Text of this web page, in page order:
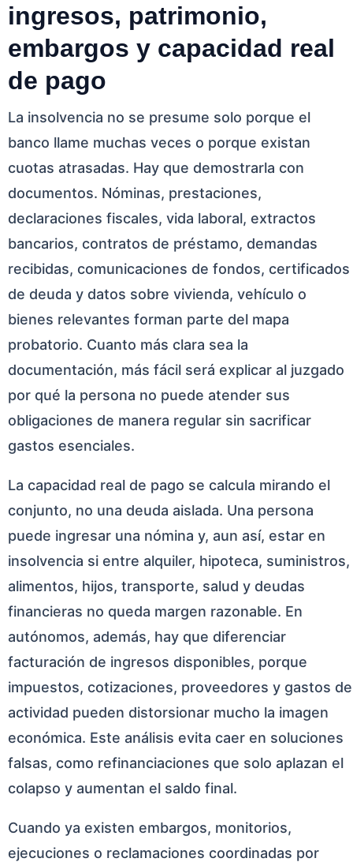
ingresos, patrimonio,
embargos y capacidad real
de pago
La insolvencia no se presume solo porque el
banco llame muchas veces o porque existan
cuotas atrasadas. Hay que demostrarla con
documentos. Nóminas, prestaciones,
declaraciones fiscales, vida laboral, extractos
bancarios, contratos de préstamo, demandas
recibidas, comunicaciones de fondos, certificados
de deuda y datos sobre vivienda, vehículo o
bienes relevantes forman parte del mapa
probatorio. Cuanto más clara sea la
documentación, más fácil será explicar al juzgado
por qué la persona no puede atender sus
obligaciones de manera regular sin sacrificar
gastos esenciales.
La capacidad real de pago se calcula mirando el
conjunto, no una deuda aislada. Una persona
puede ingresar una nómina y, aun así, estar en
insolvencia si entre alquiler, hipoteca, suministros,
alimentos, hijos, transporte, salud y deudas
financieras no queda margen razonable. En
autónomos, además, hay que diferenciar
facturación de ingresos disponibles, porque
impuestos, cotizaciones, proveedores y gastos de
actividad pueden distorsionar mucho la imagen
económica. Este análisis evita caer en soluciones
falsas, como refinanciaciones que solo aplazan el
colapso y aumentan el saldo final.
Cuando ya existen embargos, monitorios,
ejecuciones o reclamaciones coordinadas por